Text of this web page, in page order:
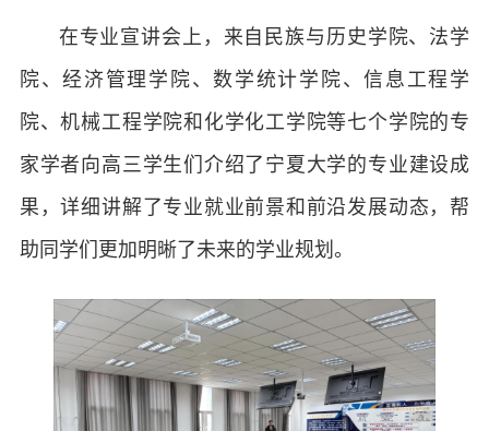
在专业宣讲会上，来自民族与历史学院、法学
院、经济管理学院、数学统计学院、信息工程学
院、机械工程学院和化学化工学院等七个学院的专
家学者向高三学生们介绍了宁夏大学的专业建设成
果，详细讲解了专业就业前景和前沿发展动态，帮
助同学们更加明晰了未来的学业规划。